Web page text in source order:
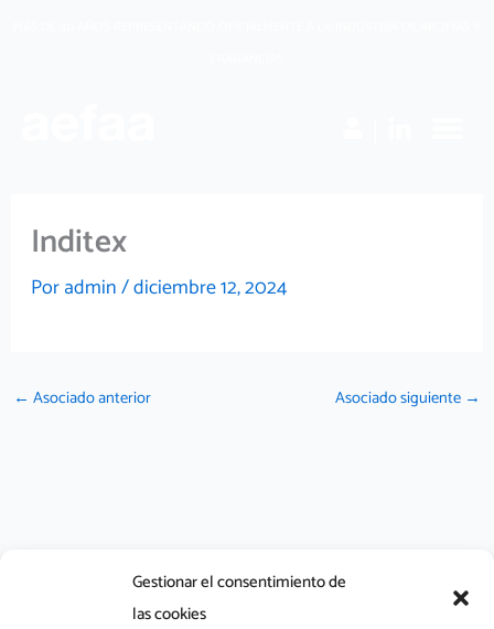
Gestionar el consentimiento de
las cookies
Inditex
Poradmin/diciembre 12, 2024
← Asociado anterior Asociado siguiente →